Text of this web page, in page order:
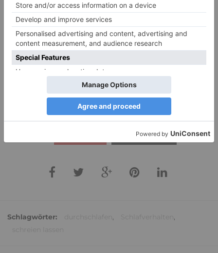
Pocket teilen
merken teilen teilen
teilen E-Mail RSS-feed
VOTE DOWN
Schlagwörter: ,
,